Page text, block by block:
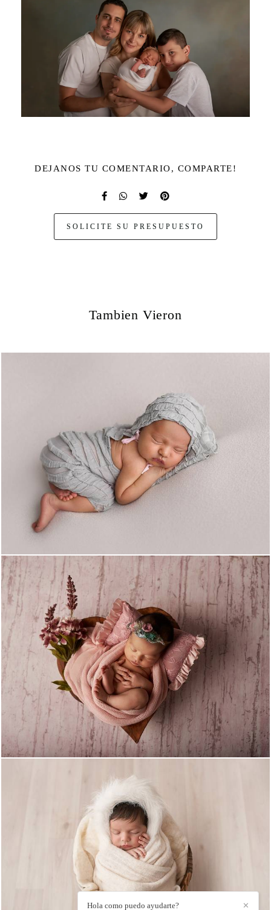
DEJANOS TU COMENTARIO, COMPARTE!
SOLICITE SU PRESUPUESTO
Tambien Vieron
1563
1154 0
1092 22
✕
Hola como puedo ayudarte?